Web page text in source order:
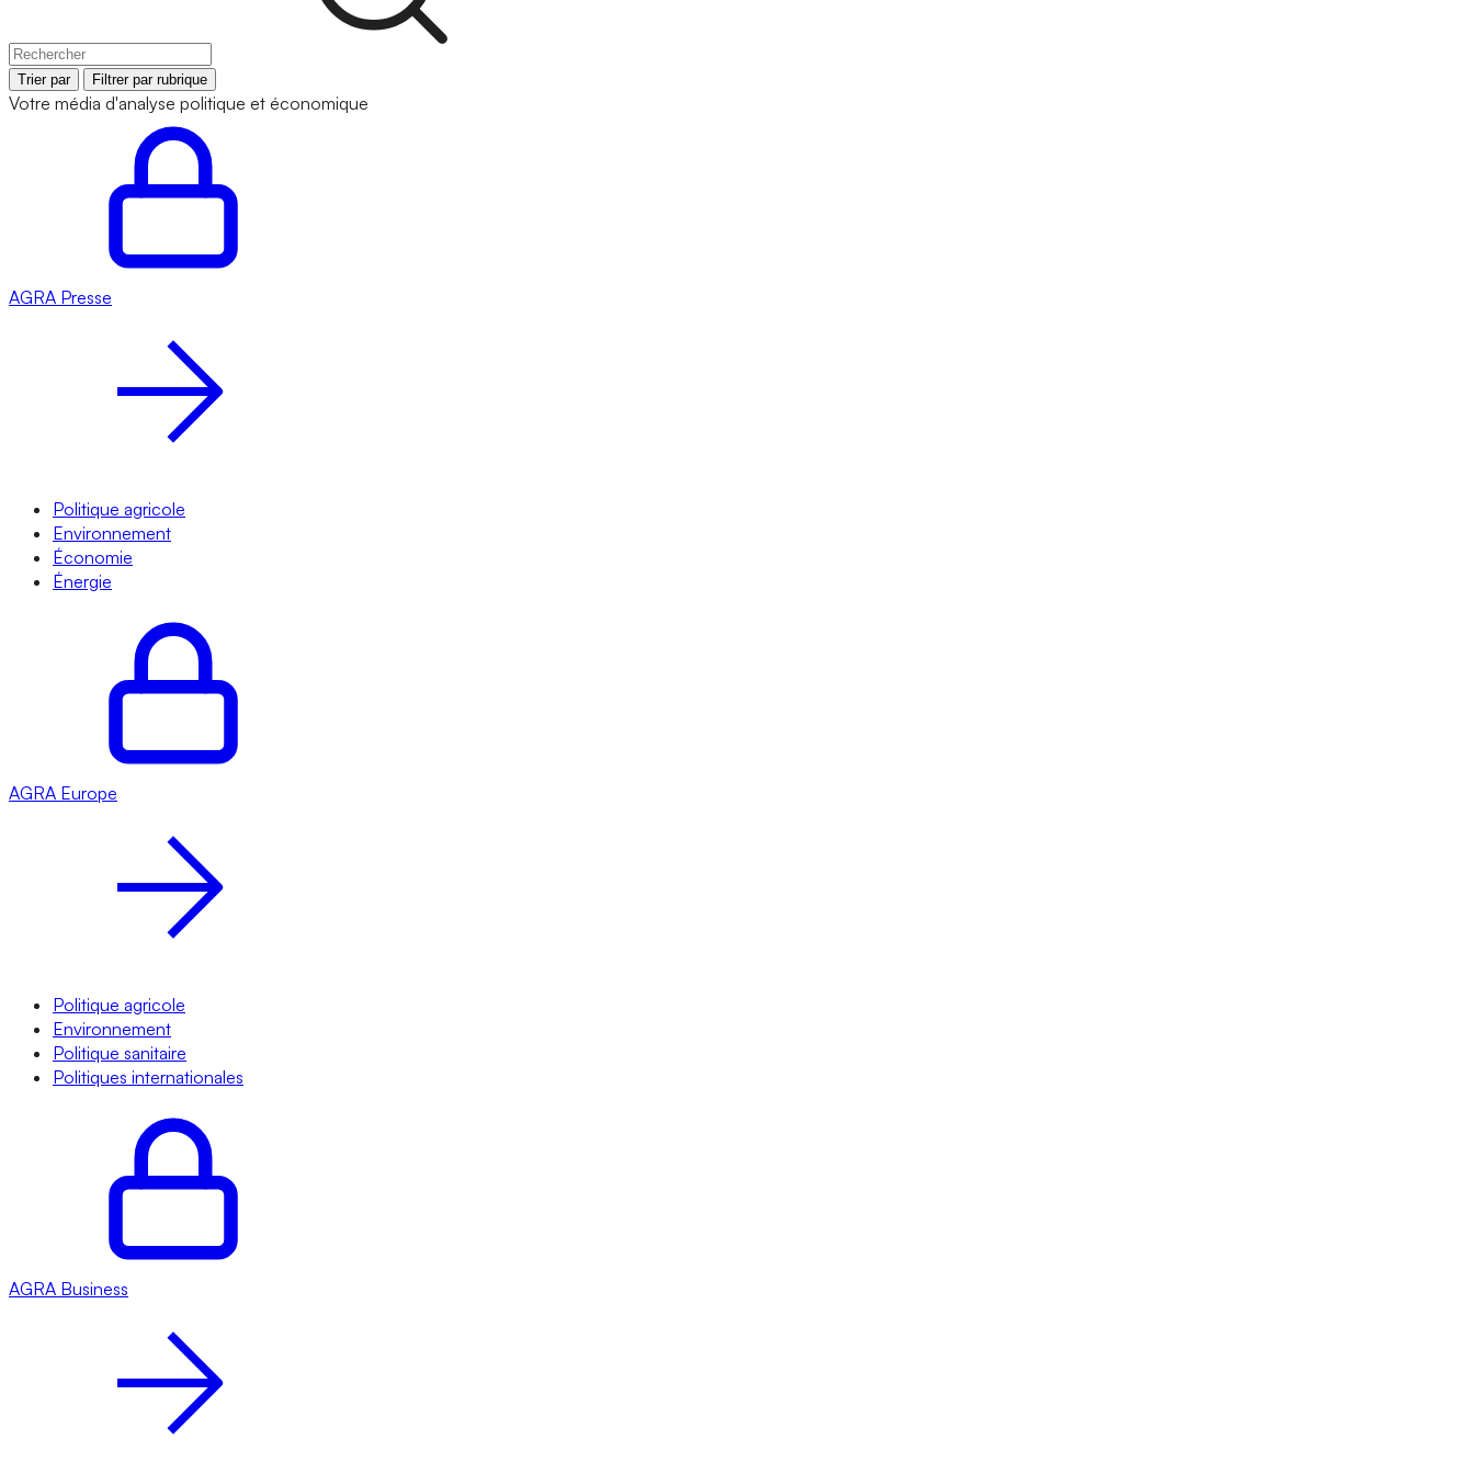
Trier par Filtrer par rubrique
Votre média d'analyse politique et économique
AGRA Presse
Politique agricole
Environnement
Économie
Énergie
AGRA Europe
Politique agricole
Environnement
Politique sanitaire
Politiques internationales
AGRA Business